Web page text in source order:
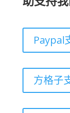
Paypal
方格子